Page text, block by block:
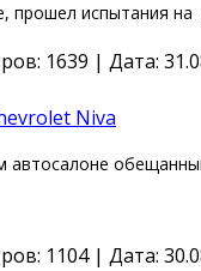
прошел испытания на
1639 | Дата:
Niva
1104 | Дата: